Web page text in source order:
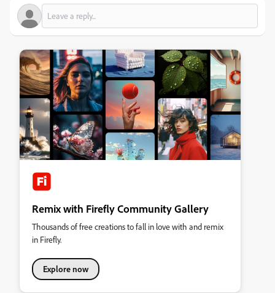
Remix with Firefly Community Gallery
Thousands of free creations to fall in love with and remix
in Firefly.
Explore now